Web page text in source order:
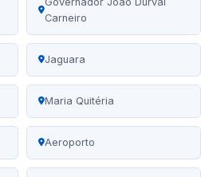
Carneiro
Jaguara
Maria Quitéria
Aeroporto